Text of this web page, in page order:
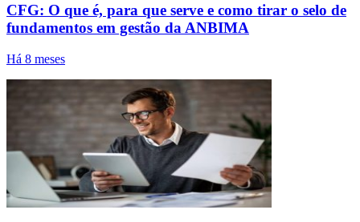
CFG: O que é, para que serve e como tirar o selo de
fundamentos em gestão da ANBIMA
Há 8 meses